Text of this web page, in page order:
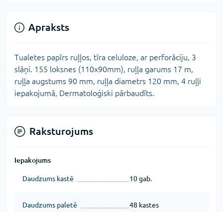
Apraksts
Tualetes papīrs ruļļos, tīra celuloze, ar perforāciju, 3
slāņi. 155 loksnes (110x90mm), ruļļa garums 17 m,
ruļļa augstums 90 mm, ruļļa diametrs 120 mm, 4 ruļļi
iepakojumā, Dermatoloģiski pārbaudīts.
Raksturojums
Iepakojums
Daudzums kastē 10 gab.
Daudzums paletē 48 kastes